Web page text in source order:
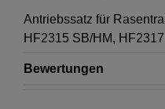
Antriebssatz für
HF2315 SB/HM,
Bewertungen